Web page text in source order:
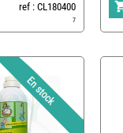
ref : CL180400
7